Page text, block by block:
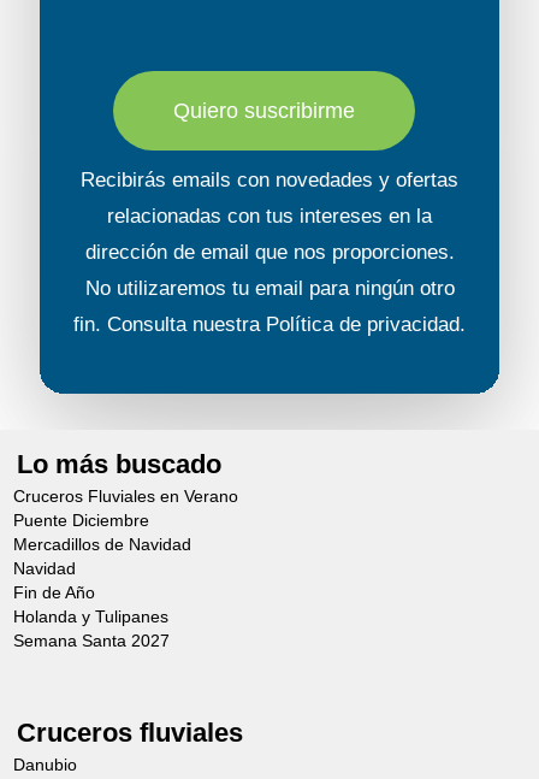
distancias más largas. Esto puede
incluir superficies irregulares y
algunas escaleras.)
Las excursiones exigen un mínimo de
20/25 participantes.
Los precios indicados para las
excursiones opcionales son
estimados, se publican a mero efecto
Los itinerarios y precios están sujetos
Quiero suscribirme
Recibirás emails con novedades y ofertas
relacionadas con tus intereses en la
dirección de email que nos proporciones.
No utilizaremos tu email para ningún otro
fin. Consulta nuestra Política de privacidad.
Lo más buscado
Cruceros Fluviales en Verano
Puente Diciembre
Mercadillos de Navidad
Navidad
Fin de Año
Holanda y Tulipanes
Semana Santa 2027
Cruceros fluviales
Danubio